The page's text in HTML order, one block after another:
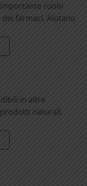
ruolo
farmaci. Aiutano
in altre
naturali.